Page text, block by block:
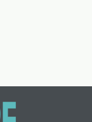
Предложить
они посещают
что" и
вокзале,
друг о